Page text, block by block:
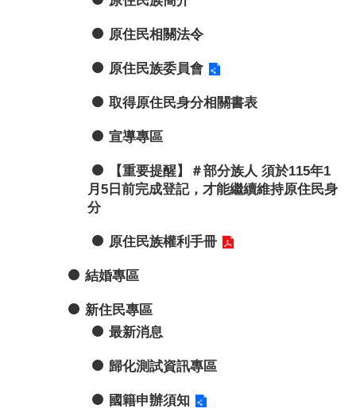
原住民相關法令
原住民族委員會
取得原住民身分相關書表
宣導專區
【重要提醒】＃部分族人 須於115年1
月5日前完成登記，才能繼續維持原住民身
分
原住民族權利手冊
結婚專區
新住民專區
最新消息
歸化測試資訊專區
國籍申辦須知